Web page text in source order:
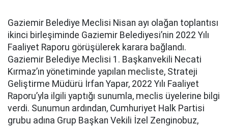
Gaziemir Belediye Meclisi Nisan ayı olağan toplantısı
ikinci birleşiminde Gaziemir Belediyesi’nin 2022 Yılı
Faaliyet Raporu görüşülerek karara bağlandı.
Gaziemir Belediye Meclisi 1. Başkanvekili Necati
Kırmaz’ın yönetiminde yapılan mecliste, Strateji
Geliştirme Müdürü İrfan Yapar, 2022 Yılı Faaliyet
Raporu’yla ilgili yaptığı sunumla, meclis üyelerine bilgi
verdi. Sunumun ardından, Cumhuriyet Halk Partisi
grubu adına Grup Başkan Vekili İzel Zenginobuz,